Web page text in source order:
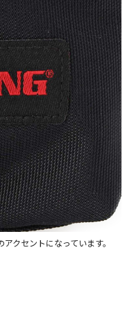
クセントになっています。